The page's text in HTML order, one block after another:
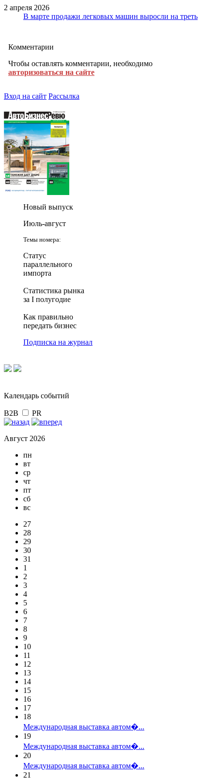
2 апреля 2026
В марте продажи легковых машин выросли на треть
Комментарии
Чтобы оставлять комментарии, необходимо
авторизоваться на сайте
Вход на сайт Рассылка
Новый выпуск
Июль-август
Темы номера:
Статус
параллельного
импорта
Статистика рынка
за I полугодие
Как правильно
передать бизнес
Подписка на журнал
Календарь событий
B2B PR
Август 2026
пн
вт
ср
чт
пт
сб
вс
27
28
29
30
31
1
2
3
4
5
6
7
8
9
10
11
12
13
14
15
16
17
18
Международная выставка автом�...
19
Международная выставка автом�...
20
Международная выставка автом�...
21